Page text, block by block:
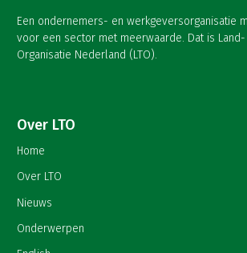
Een ondernemers- en werkgeversorganisatie
voor een sector met meerwaarde. Dat is Land-
Organisatie Nederland (LTO).
Over LTO
Home
Over LTO
Nieuws
Onderwerpen